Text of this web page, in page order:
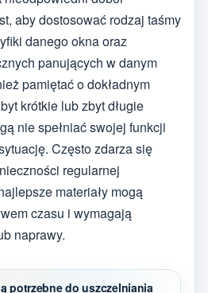
aby dostosować rodzaj taśmy
danego okna oraz
panujących w danym
pamiętać o dokładnym
krótkie lub zbyt długie
nie spełniać swojej funkcji
Często zdarza się
regularnej
materiały mogą
czasu i wymagają
naprawy.
potrzebne do uszczelniania